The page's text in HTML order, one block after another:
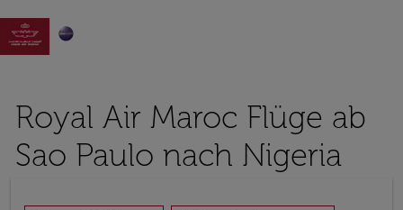

Royal Air Maroc Flüge ab
Sao Paulo nach Nigeria